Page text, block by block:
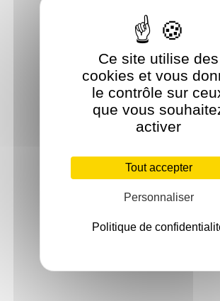
Ce site utilise des
cookies et vous
le contrôle sur
que vous
activer
Tout accepter
Personnaliser
Politique de